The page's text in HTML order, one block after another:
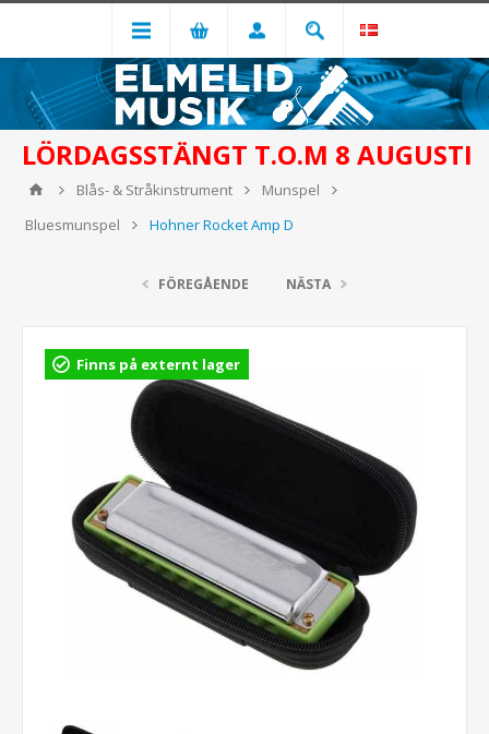
LÖRDAGSSTÄNGT T.O.M 8 AUGUSTI
Blås- & Stråkinstrument
Munspel
Bluesmunspel
Hohner Rocket Amp D
FÖREGÅENDE NÄSTA
Finns på externt lager